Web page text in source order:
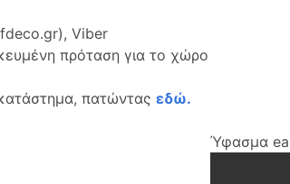
Viber
πρόταση για το χώρο
πατώντας εδώ.
Ύφασμα